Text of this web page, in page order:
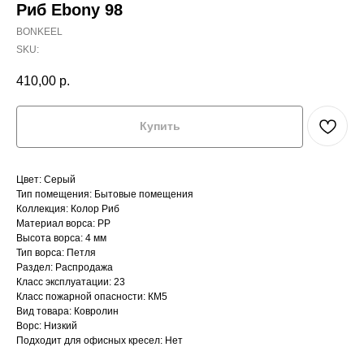
Риб Ebony 98
BONKEEL
SKU:
410,00 р.
Купить
Цвет: Серый
Тип помещения: Бытовые помещения
Коллекция: Колор Риб
Материал ворса: PP
Высота ворса: 4 мм
Тип ворса: Петля
Раздел: Распродажа
Класс эксплуатации: 23
Класс пожарной опасности: КМ5
Вид товара: Ковролин
Ворс: Низкий
Подходит для офисных кресел: Нет